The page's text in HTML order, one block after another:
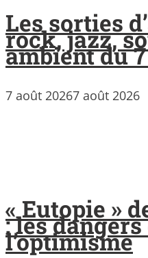
Les sorties
rock, jazz,
ambient du
7 août 20267 août 2026
« Eutopie »
: les dangers
l’optimisme